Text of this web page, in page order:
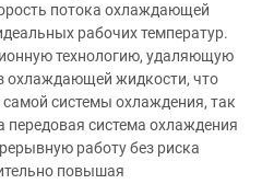
потока охлаждающей
рабочих температур.
технологию, удаляющую
охлаждающей жидкости, что
системы охлаждения, так
система охлаждения
работу без риска
повышая